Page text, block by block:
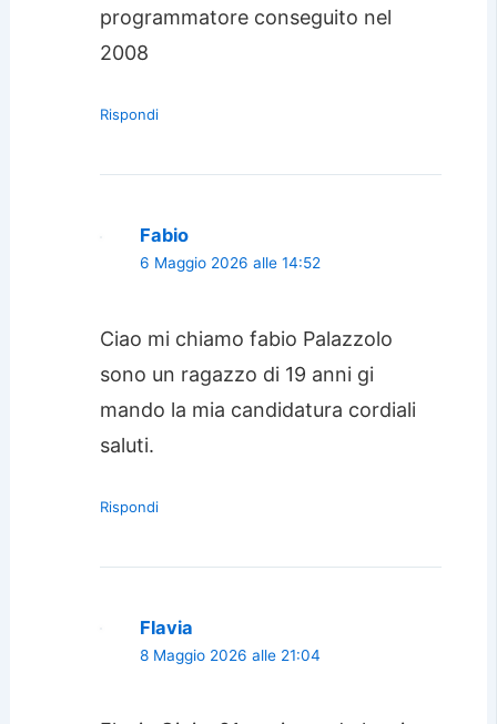
programmatore conseguito nel
2008
Rispondi
Fabio
6 Maggio 2026 alle 14:52
Ciao mi chiamo fabio Palazzolo
sono un ragazzo di 19 anni gi
mando la mia candidatura cordiali
saluti.
Rispondi
Flavia
8 Maggio 2026 alle 21:04